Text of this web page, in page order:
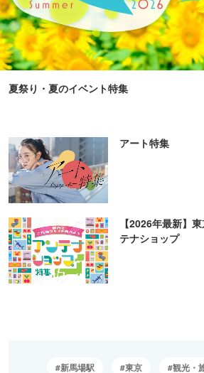
夏祭り・夏のイベント特集
アート特集
【2026年最新】
テナショップ
新馬場駅 東京 観光・